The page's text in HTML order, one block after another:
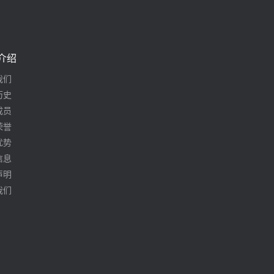
绍
们
史
员
誉
势
息
明
们